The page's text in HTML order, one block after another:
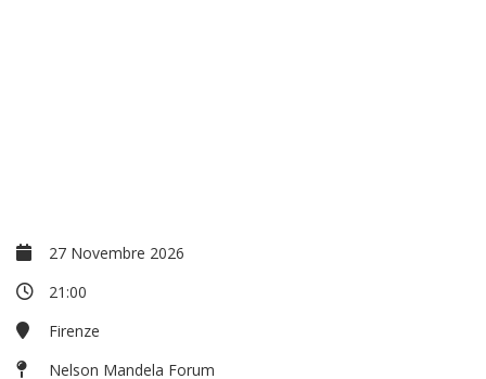
27 Novembre 2026
21:00
Firenze
Nelson Mandela Forum